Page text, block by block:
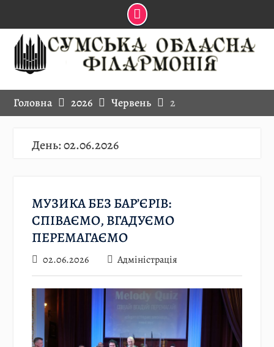
Skip
content
Головна 2026 Червень 2
День:02.06.2026
МУЗИКА БЕЗ БАР’ЄРІВ:
СПІВАЄМО, ВГАДУЄМО
ПЕРЕМАГАЄМО
02.06.2026 Адміністрація